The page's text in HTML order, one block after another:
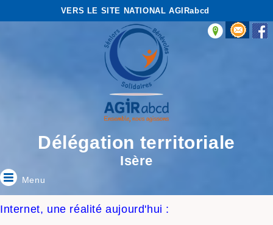
VERS LE SITE NATIONAL AGIRabcd
Délégation territoriale
Isère
Menu
Internet, une réalité aujourd'hui :